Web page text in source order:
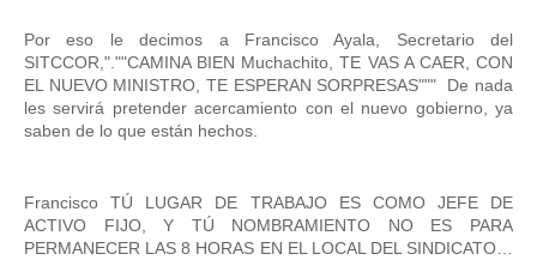
Por eso le decimos a Francisco Ayala, Secretario del
SITCCOR,".""CAMINA BIEN Muchachito, TE VAS A CAER, CON
EL NUEVO MINISTRO, TE ESPERAN SORPRESAS"""  De nada
les servirá pretender acercamiento con el nuevo gobierno, ya
saben de lo que están hechos.
Francisco TÚ LUGAR DE TRABAJO ES COMO JEFE DE
ACTIVO FIJO, Y TÚ NOMBRAMIENTO NO ES PARA
PERMANECER LAS 8 HORAS EN EL LOCAL DEL SINDICATO…